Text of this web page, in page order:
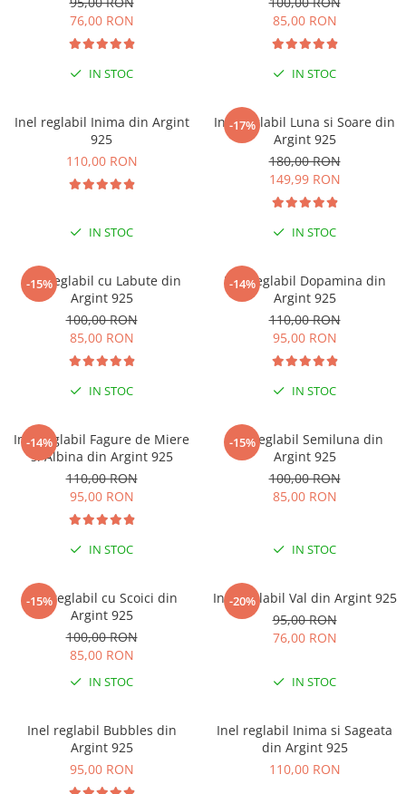
Lănțișoare cu Soare
Lănțișoare cu Semilună
Lănțișoare cu Zodii
Lănțișoare cu Animale
Lănțișoare cu Pietre Naturale
Lănțișoare Argint Diverse
COLIERE CU PERLE
Coliere cu Inimioare
Coliere cu Cruce
Coliere cu Stea
Coliere cu Soare
Coliere cu Semilună
Coliere cu Zodii
Coliere cu Animale
Coliere cu Molecule
Coliere Diverse
Brățări din Argint cu șnur reglabil
BRĂȚĂRI CU PIETRE SEMIPREȚIOASE
Brățări din Aur cu pietre
semiprețioase
semiprețioase
semiprețioase
BRĂȚĂRI DE PICIOR
Brățări de picior din Aur
76,00 RON
IN STOC
85,00 RON
IN STOC
Inel reglabil Inima din Argint
925
110,00 RON
IN STOC
-17%
Inel reglabil Luna si Soare din
Argint 925
180,00 RON
149,99 RON
IN STOC
-15%
Inel reglabil cu Labute din
Argint 925
100,00 RON
85,00 RON
IN STOC
-14%
Inel reglabil Dopamina din
Argint 925
110,00 RON
95,00 RON
IN STOC
-14%
Inel reglabil Fagure de Miere
si Albina din Argint 925
110,00 RON
95,00 RON
IN STOC
-15%
Inel reglabil Semiluna din
Argint 925
100,00 RON
85,00 RON
IN STOC
-15%
Inel reglabil cu Scoici din
Argint 925
100,00 RON
85,00 RON
IN STOC
-20%
Inel reglabil Val din Argint 925
95,00 RON
76,00 RON
IN STOC
Inel reglabil Bubbles din
Argint 925
95,00 RON
Inel reglabil Inima si Sageata
din Argint 925
110,00 RON